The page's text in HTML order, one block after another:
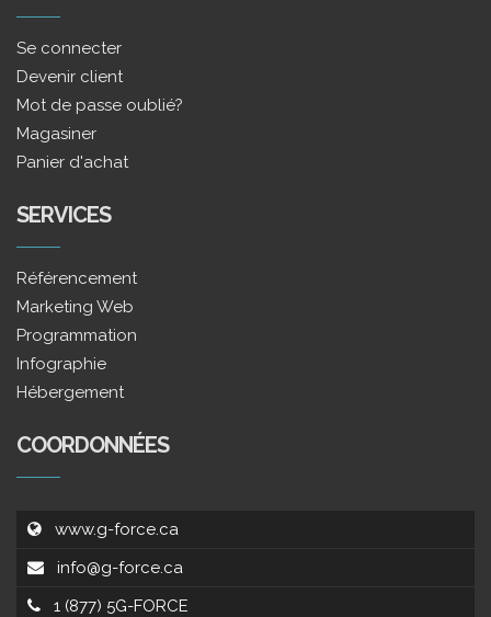
Se connecter
Devenir client
Mot de passe oublié?
Magasiner
Panier d'achat
SERVICES
Référencement
Marketing Web
Programmation
Infographie
Hébergement
COORDONNÉES
www.g-force.ca
info@g-force.ca
1 (877) 5G-FORCE